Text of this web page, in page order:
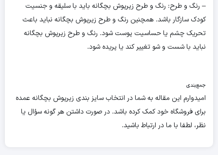
– رنگ و طرح: رنگ و طرح زیرپوش بچگانه باید با سلیقه و جنسیت
کودک سازگار باشد. همچنین رنگ و طرح زیرپوش بچگانه نباید باعث
تحریک چشم یا حساسیت پوست شود. رنگ و طرح زیرپوش بچگانه
نباید با شست و شو تغییر کند یا پریده شود.
جمع‌بندی
امیدوارم این مقاله به شما در انتخاب سایز بندی زیرپوش بچگانه عمده
برای فروشگاه خود کمک کرده باشد. در صورت داشتن هر گونه سؤال یا
نظر، لطفا با ما در ارتباط باشید.